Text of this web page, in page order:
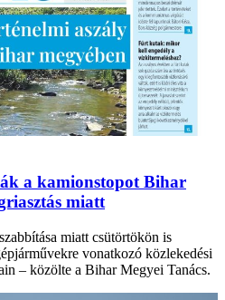
a kamionstopot Bihar
miatt
miatt csütörtökön is
vonatkozó közlekedési
– közölte a Bihar Megyei Tanács.